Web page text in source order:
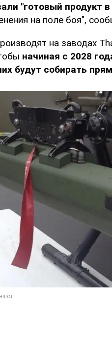
"готовый продукт
на поле боя",
на заводах
начиная с 2028
будут собирать